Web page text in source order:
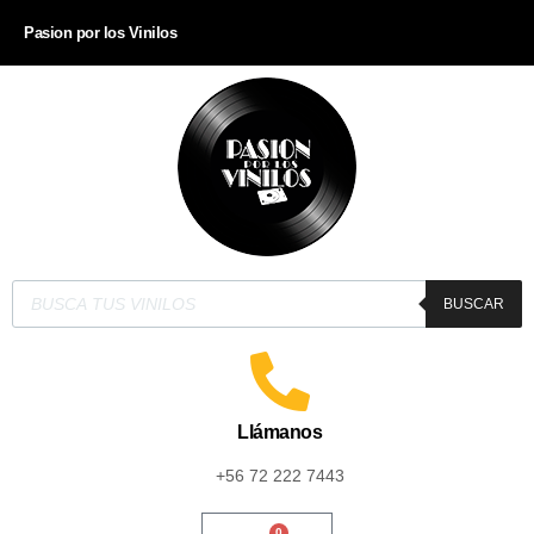
Pasion por los Vinilos
BUSCAR
Llámanos
+56 72 222 7443